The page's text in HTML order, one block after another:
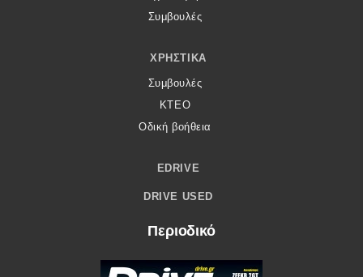
Συμβουλές
ΧΡΗΣΤΙΚΆ
Συμβουλές
ΚΤΕΟ
Οδική βοήθεια
EDRIVE
DRIVE USED
Περιοδικό